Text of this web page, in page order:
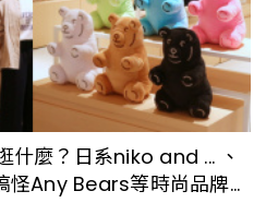
什麼？日系niko and ... 、
怪Any Bears等時尚品牌推